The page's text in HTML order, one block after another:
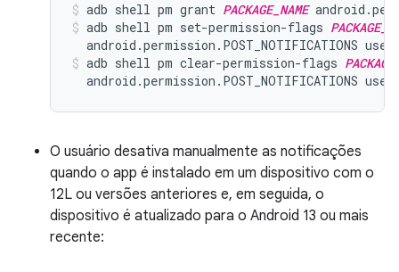
adb shell pm grant PACKAGE_NAME
adb shell pm set-permission-flags
android.permission.POST_NOTIFICATIONS
adb shell pm clear-permission-flags
android.permission.POST_NOTIFICATIONS
O usuário desativa manualmente as notificações
quando o app é instalado em um dispositivo com o
12L ou versões anteriores e, em seguida, o
dispositivo é atualizado para o Android 13 ou mais
recente: